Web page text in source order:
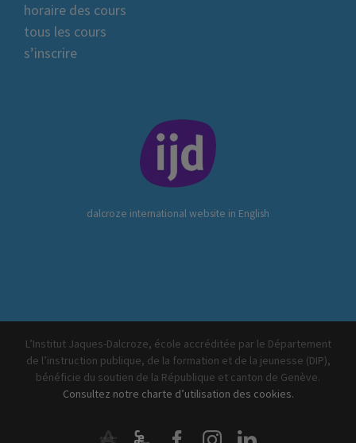
horaire des cours
tous les cours
s’inscrire
dalcroze international website in English
L’Institut Jaques-Dalcroze, école accréditée par le Département
de l’instruction publique, de la formation et de la jeunesse (DIP),
bénéficie du soutien de la République et canton de Genève.
Consultez notre charte d’utilisation des cookies.
ArtistiQua
CEGM Facebook
Instagram
LinkedIn